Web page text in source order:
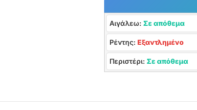
Αιγάλεω: Σε απόθεμα
Ρέντης: Εξαντλημένο
Περιστέρι: Σε απόθεμα